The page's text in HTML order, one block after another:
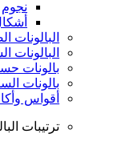
نجوم
البالونات
البالونات
بالونات
بالونات
أقواس
ترتيبات